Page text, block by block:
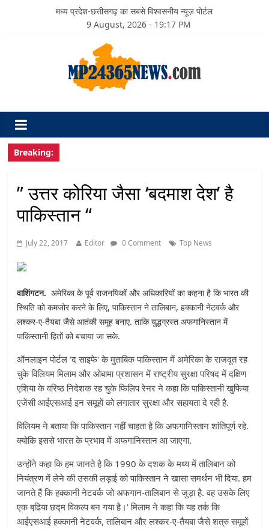
मध्य प्रदेश-छत्तीसगढ़ का सबसे विश्वसनीय न्यूज़ पोर्टल
9 August, 2026 - 19:17 PM
Breaking:
” उत्तर कोरिया जैसा ‘बदमाश देश’ है
पाकिस्तान “
July 22, 2017 Editor 0 Comment Top News
वाशिंगटन. अमेरिका के पूर्व राजनयिकों और अधिकारियों का कहना है कि भारत की
स्थिति को कमजोर करने के लिए, पाकिस्तान ने तालिबान, हक्कानी नेटवर्क और
लश्कर-ए-तैयबा जैसे आतंकी समूह बनाए. ताकि युद्धग्रस्त अफगानिस्तान में
पाकिस्तानी हितों को बचाया जा सके.
ऑनलाइन पोर्टल 'द साइफे' के मुताबिक पाकिस्तान में अमेरिका के राजदूत रह
चुके विलियम मिलाम और ओबामा प्रशासन में राष्ट्रीय सुरक्षा परिषद में दक्षिण
एशिया के वरिष्ठ निदेशक रह चुके फिलिप रेनर ने कहा कि पाकिस्तानी खुफिया
एजेंसी आईएसआई इन समूहों को लगातार सुरक्षा और सहायता दे रही है.
विलियम ने बताया कि पाकिस्तान नहीं चाहता है कि अफगानिस्तान शांतिपूर्ण रहे.
क्योकि इससे भारत के प्रभाव में अफगानिस्तान आ जाएगा.
उन्होंने कहा कि हम जानते है कि 1990 के दशक के मध्य में तालिबान को
नियंत्रण में लेने की उसकी लड़ाई को पाकिस्तान ने खासा समर्थन भी दिया. हम
जानते हैं कि हक्कानी नेटवर्क जो अफगान-तालिबान से जुड़ा है. वह उसके लिए
एक बढि़या छद्म विकल्प बन गया है।' मिलाम ने कहा कि यह तर्क कि
आईएसआई हक्कानी नेटवर्क, तालिबान और लश्कर-ए-तैयबा जैसे शत्रु समूहों